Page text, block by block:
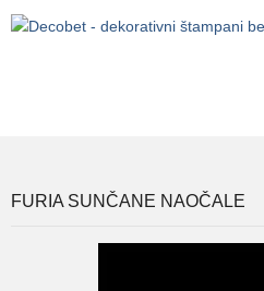
FURIA SUNČANE NAOČALE